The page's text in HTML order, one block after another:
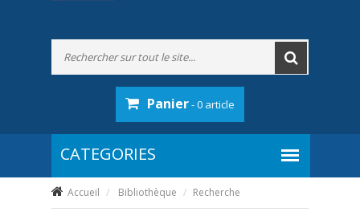
Panier- 0 article
Accueil Bibliothèque Recherche